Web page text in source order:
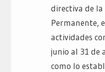
directiva de
Permanente,
actividades
junio al 31 de
como lo